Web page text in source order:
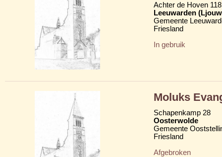
Achter de Hoven 118
Leeuwarden
Gemeente
Friesland
In gebruik
Moluks
Schapenkamp 28
Oosterwolde
Gemeente
Friesland
Afgebroken